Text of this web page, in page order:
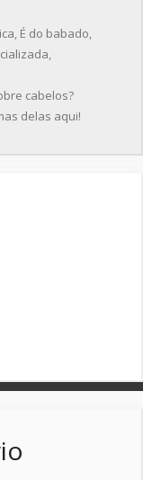
É do babado
cabelos?
delas aqui!